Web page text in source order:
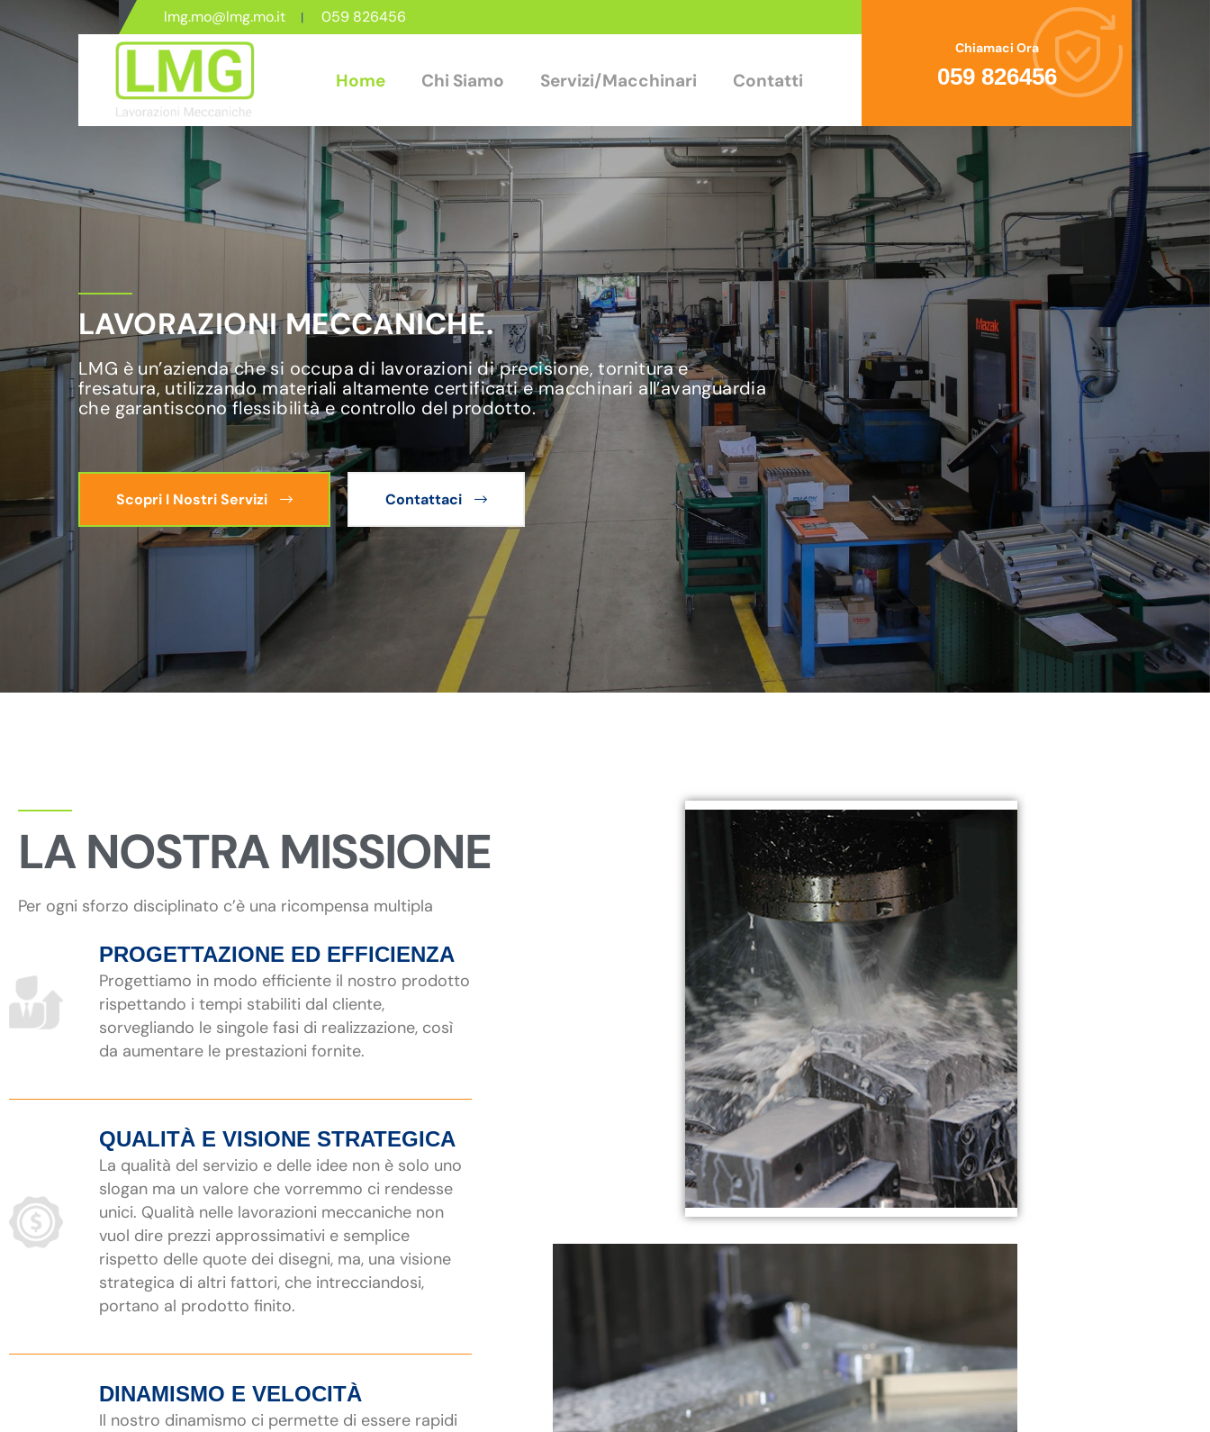
lmg.mo@lmg.mo.it 059 826456
Home Chi Siamo Servizi/Macchinari Contatti
Chiamaci Ora
059 826456
LAVORAZIONI MECCANICHE.
LMG è un’azienda che si occupa di lavorazioni di precisione, tornitura e
fresatura, utilizzando materiali altamente certificati e macchinari all’avanguardia
che garantiscono flessibilità e controllo del prodotto.
Scopri I Nostri Servizi Contattaci
LA NOSTRA MISSIONE
Per ogni sforzo disciplinato c’è una ricompensa multipla
PROGETTAZIONE ED EFFICIENZA
Progettiamo in modo efficiente il nostro prodotto
rispettando i tempi stabiliti dal cliente,
sorvegliando le singole fasi di realizzazione, così
da aumentare le prestazioni fornite.
QUALITÀ E VISIONE STRATEGICA
La qualità del servizio e delle idee non è solo uno
slogan ma un valore che vorremmo ci rendesse
unici. Qualità nelle lavorazioni meccaniche non
vuol dire prezzi approssimativi e semplice
rispetto delle quote dei disegni, ma, una visione
strategica di altri fattori, che intrecciandosi,
portano al prodotto finito.
DINAMISMO E VELOCITÀ
Il nostro dinamismo ci permette di essere rapidi